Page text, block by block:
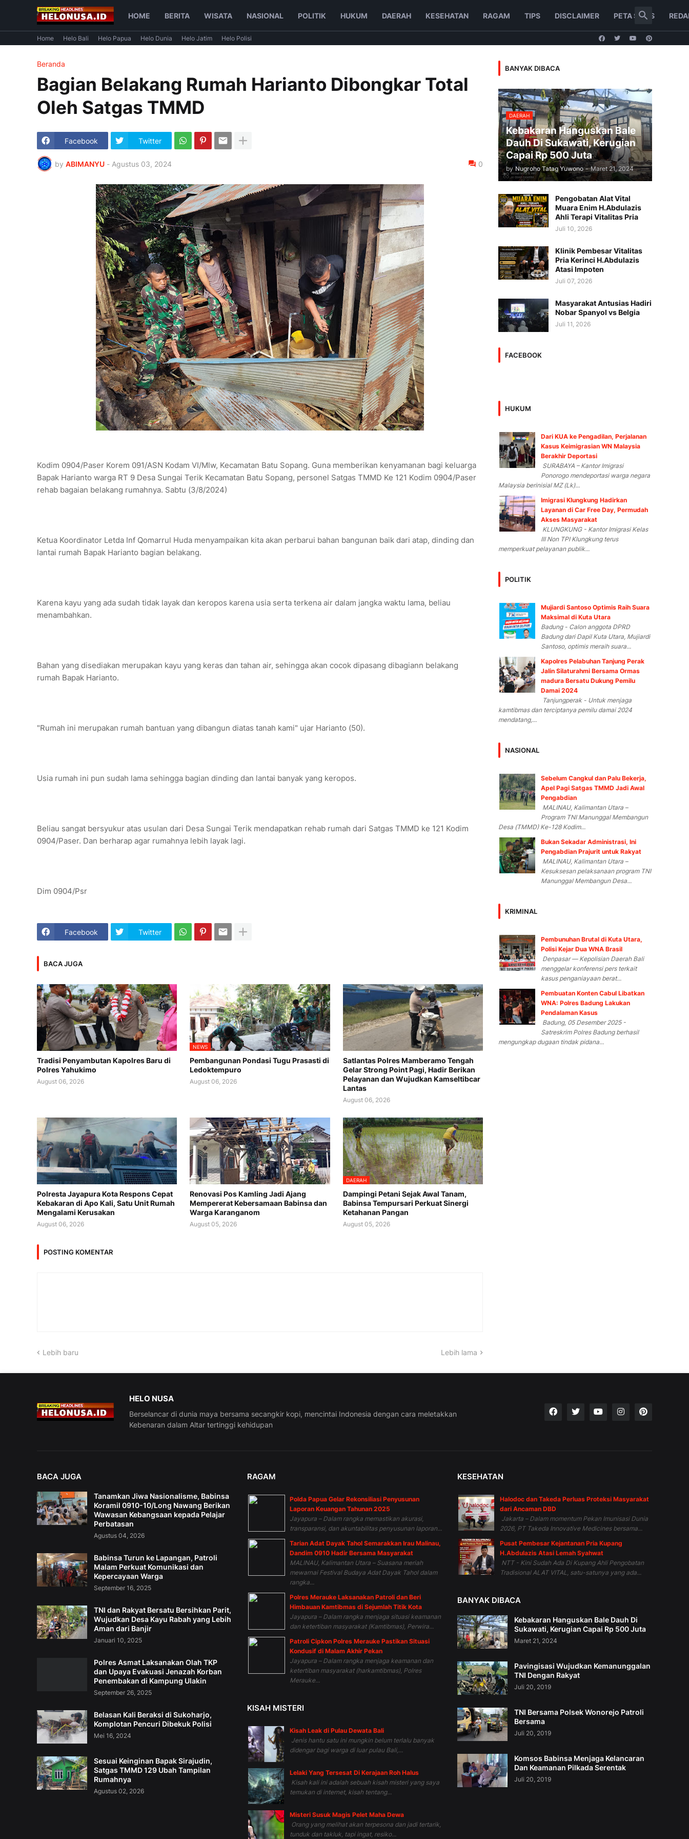
HOME BERITA WISATA NASIONAL POLITIK HUKUM DAERAH KESEHATAN RAGAM TIPS DISCLAIMER PETA SITUS
Home Helo Bali Helo Papua Helo Dunia Helo Jatim Helo Polisi
Beranda
Bagian Belakang Rumah Harianto Dibongkar Total
Oleh Satgas TMMD
Facebook Twitter
by ABIMANYU - Agustus 03, 2024 0
Kodim 0904/Paser Korem 091/ASN Kodam VI/Mlw, Kecamatan Batu Sopang. Guna memberikan kenyamanan bagi keluarga
Bapak Harianto warga RT 9 Desa Sungai Terik Kecamatan Batu Sopang, personel Satgas TMMD Ke 121 Kodim 0904/Paser
rehab bagaian belakang rumahnya. Sabtu (3/8/2024)
Ketua Koordinator Letda Inf Qomarrul Huda menyampaikan kita akan perbarui bahan bangunan baik dari atap, dinding dan
lantai rumah Bapak Harianto bagian belakang.
Karena kayu yang ada sudah tidak layak dan keropos karena usia serta terkena air dalam jangka waktu lama, beliau
menambahkan.
Bahan yang disediakan merupakan kayu yang keras dan tahan air, sehingga akan cocok dipasang dibagiann belakang
rumah Bapak Harianto.
"Rumah ini merupakan rumah bantuan yang dibangun diatas tanah kami" ujar Harianto (50).
Usia rumah ini pun sudah lama sehingga bagian dinding dan lantai banyak yang keropos.
Beliau sangat bersyukur atas usulan dari Desa Sungai Terik mendapatkan rehab rumah dari Satgas TMMD ke 121 Kodim
0904/Paser. Dan berharap agar rumahnya lebih layak lagi.
Dim 0904/Psr
Facebook Twitter
BACA JUGA
Tradisi Penyambutan Kapolres Baru di
Polres Yahukimo
August 06, 2026
NEWS
Pembangunan Pondasi Tugu Prasasti di
Ledoktempuro
August 06, 2026
Satlantas Polres Mamberamo Tengah
Gelar Strong Point Pagi, Hadir Berikan
Pelayanan dan Wujudkan Kamseltibcar
Lantas
August 06, 2026
Polresta Jayapura Kota Respons Cepat
Kebakaran di Apo Kali, Satu Unit Rumah
Mengalami Kerusakan
August 06, 2026
Renovasi Pos Kamling Jadi Ajang
Mempererat Kebersamaan Babinsa dan
Warga Karanganom
August 05, 2026
DAERAH
Dampingi Petani Sejak Awal Tanam,
Babinsa Tempursari Perkuat Sinergi
Ketahanan Pangan
August 05, 2026
POSTING KOMENTAR
Lebih baru Lebih lama
BANYAK DIBACA
DAERAH
Kebakaran Hanguskan Bale
Dauh Di Sukawati, Kerugian
Capai Rp 500 Juta
by Nugroho Tatag Yuwono - Maret 21, 2024
Pengobatan Alat Vital
Muara Enim H.Abdulazis
Ahli Terapi Vitalitas Pria
Juli 10, 2026
Klinik Pembesar Vitalitas
Pria Kerinci H.Abdulazis
Atasi Impoten
Juli 07, 2026
Masyarakat Antusias Hadiri
Nobar Spanyol vs Belgia
Juli 11, 2026
FACEBOOK
HUKUM
Dari KUA ke Pengadilan, Perjalanan
Kasus Keimigrasian WN Malaysia
Berakhir Deportasi
SURABAYA – Kantor Imigrasi
Ponorogo mendeportasi warga negara
Malaysia berinisial MZ (Lk)...
Imigrasi Klungkung Hadirkan
Layanan di Car Free Day, Permudah
Akses Masyarakat
KLUNGKUNG - Kantor Imigrasi Kelas
III Non TPI Klungkung terus
memperkuat pelayanan publik...
POLITIK
Mujiardi Santoso Optimis Raih Suara
Maksimal di Kuta Utara
Badung - Calon anggota DPRD
Badung dari Dapil Kuta Utara, Mujiardi
Santoso, optimis meraih suara...
Kapolres Pelabuhan Tanjung Perak
Jalin Silaturahmi Bersama Ormas
madura Bersatu Dukung Pemilu
Damai 2024
Tanjungperak - Untuk menjaga
kamtibmas dan terciptanya pemilu damai 2024
mendatang,...
NASIONAL
Sebelum Cangkul dan Palu Bekerja,
Apel Pagi Satgas TMMD Jadi Awal
Pengabdian
MALINAU, Kalimantan Utara –
Program TNI Manunggal Membangun
Desa (TMMD) Ke-128 Kodim...
Bukan Sekadar Administrasi, Ini
Pengabdian Prajurit untuk Rakyat
MALINAU, Kalimantan Utara –
Kesuksesan pelaksanaan program TNI
Manunggal Membangun Desa...
KRIMINAL
Pembunuhan Brutal di Kuta Utara,
Polisi Kejar Dua WNA Brasil
Denpasar — Kepolisian Daerah Bali
menggelar konferensi pers terkait
kasus penganiayaan berat...
Pembuatan Konten Cabul Libatkan
WNA: Polres Badung Lakukan
Pendalaman Kasus
Badung, 05 Desember 2025 -
Satreskrim Polres Badung berhasil
mengungkap dugaan tindak pidana...
HELO NUSA
Berselancar di dunia maya bersama secangkir kopi, mencintai Indonesia dengan cara meletakkan
Kebenaran dalam Altar tertinggi kehidupan
BACA JUGA
Tanamkan Jiwa Nasionalisme, Babinsa
Koramil 0910-10/Long Nawang Berikan
Wawasan Kebangsaan kepada Pelajar
Perbatasan
Agustus 04, 2026
Babinsa Turun ke Lapangan, Patroli
Malam Perkuat Komunikasi dan
Kepercayaan Warga
September 16, 2025
TNI dan Rakyat Bersatu Bersihkan Parit,
Wujudkan Desa Kayu Rabah yang Lebih
Aman dari Banjir
Januari 10, 2025
Polres Asmat Laksanakan Olah TKP
dan Upaya Evakuasi Jenazah Korban
Penembakan di Kampung Ulakin
September 26, 2025
Belasan Kali Beraksi di Sukoharjo,
Komplotan Pencuri Dibekuk Polisi
Mei 16, 2024
Sesuai Keinginan Bapak Sirajudin,
Satgas TMMD 129 Ubah Tampilan
Rumahnya
Agustus 02, 2026
RAGAM
Polda Papua Gelar Rekonsiliasi Penyusunan
Laporan Keuangan Tahunan 2025
Jayapura – Dalam rangka memastikan akurasi,
transparansi, dan akuntabilitas penyusunan laporan...
Tarian Adat Dayak Tahol Semarakkan Irau Malinau,
Dandim 0910 Hadir Bersama Masyarakat
MALINAU, Kalimantan Utara – Suasana meriah
mewarnai Festival Budaya Adat Dayak Tahol dalam
rangka...
Polres Merauke Laksanakan Patroli dan Beri
Himbauan Kamtibmas di Sejumlah Titik Kota
Jayapura – Dalam rangka menjaga situasi keamanan
dan ketertiban masyarakat (Kamtibmas), Perwira...
Patroli Cipkon Polres Merauke Pastikan Situasi
Kondusif di Malam Akhir Pekan
Jayapura – Dalam rangka menjaga keamanan dan
ketertiban masyarakat (harkamtibmas), Polres
Merauke...
KISAH MISTERI
Kisah Leak di Pulau Dewata Bali
Jenis hantu satu ini mungkin belum terlalu banyak
didengar bagi warga di luar pulau Bali,...
Lelaki Yang Tersesat Di Kerajaan Roh Halus
Kisah kali ini adalah sebuah kisah misteri yang saya
temukan di internet, kisah tentang...
Misteri Susuk Magis Pelet Maha Dewa
Orang yang melihat akan terpesona dan jadi tertarik,
tunduk dan takluk, tapi ingat, resiko...
KESEHATAN
Halodoc dan Takeda Perluas Proteksi Masyarakat
dari Ancaman DBD
Jakarta – Dalam momentum Pekan Imunisasi Dunia
2026, PT Takeda Innovative Medicines bersama...
Pusat Pembesar Kejantanan Pria Kupang
H.Abdulazis Atasi Lemah Syahwat
NTT - Kini Sudah Ada Di Kupang Ahli Pengobatan
Tradisional ALAT VITAL, satu-satunya yang ada...
BANYAK DIBACA
Kebakaran Hanguskan Bale Dauh Di
Sukawati, Kerugian Capai Rp 500 Juta
Maret 21, 2024
Pavingisasi Wujudkan Kemanunggalan
TNI Dengan Rakyat
Juli 20, 2019
TNI Bersama Polsek Wonorejo Patroli
Bersama
Juli 20, 2019
Komsos Babinsa Menjaga Kelancaran
Dan Keamanan Pilkada Serentak
Juli 20, 2019